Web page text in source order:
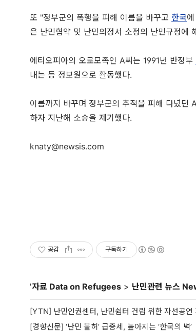
또 "정부군의 폭행을 피해 이름을 바꾸고 한국
은 난민협약 및 난민의정서 소정의 난민규정에
에티오피아의 오로모족인 A씨는 1991년 반정부
내는 등 정보원으로 활동했다.
이름까지 바꾸며 정부군의 추적을 피해 다녔던
하자 지난해 소송을 제기했다.
knaty@newsis.com
공감 구독하기
'자료 Data on Refugees > 난민관련 뉴스
[YTN] 난민인권센터, 난민쉼터 건립 위한 자선공연
[경향신문] ‘난민 불허’ 급증세, 높아지는 ‘한국의 벽’